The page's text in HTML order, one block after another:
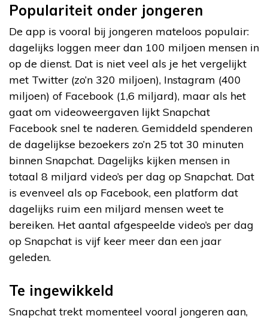
Populariteit onder jongeren
De app is vooral bij jongeren mateloos populair:
dagelijks loggen meer dan 100 miljoen mensen in
op de dienst. Dat is niet veel als je het vergelijkt
met Twitter (zo’n 320 miljoen), Instagram (400
miljoen) of Facebook (1,6 miljard), maar als het
gaat om videoweergaven lijkt Snapchat
Facebook snel te naderen. Gemiddeld spenderen
de dagelijkse bezoekers zo’n 25 tot 30 minuten
binnen Snapchat. Dagelijks kijken mensen in
totaal 8 miljard video’s per dag op Snapchat. Dat
is evenveel als op Facebook, een platform dat
dagelijks ruim een miljard mensen weet te
bereiken. Het aantal afgespeelde video’s per dag
op Snapchat is vijf keer meer dan een jaar
geleden.
Te ingewikkeld
Snapchat trekt momenteel vooral jongeren aan,